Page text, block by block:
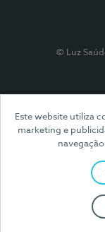
Este website utiliza
marketing e
© Luz